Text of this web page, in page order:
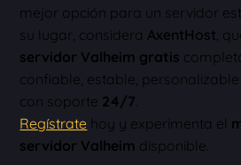
mejor opción para un servidor
su lugar, considera AxentHost,
servidor Valheim gratis
confiable, estable,
con soporte 24/7.
Regístrate hoy y experimenta el
servidor Valheim disponible.